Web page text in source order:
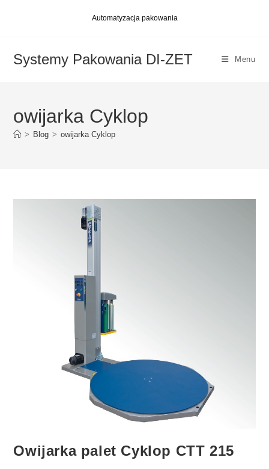
Automatyzacja pakowania
Systemy Pakowania DI-ZET Menu
owijarka Cyklop
> Blog > owijarka Cyklop
Owijarka palet Cyklop CTT 215